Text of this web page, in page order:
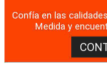
Confía en las
Medida y